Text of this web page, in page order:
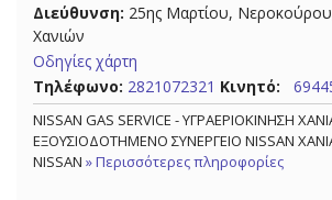
Διεύθυνση: 25ης Μαρτίου,
Χανιών
Οδηγίες χάρτη
Τηλέφωνο: 2821072321 Κινητό:
NISSAN GAS SERVICE - ΥΓΡΑΕΡΙΟΚΙΝΗΣΗ
ΕΞΟΥΣΙΟΔΟΤΗΜΕΝΟ ΣΥΝΕΡΓΕΙΟ NISSAN
NISSAN » Περισσότερες πληροφορίες